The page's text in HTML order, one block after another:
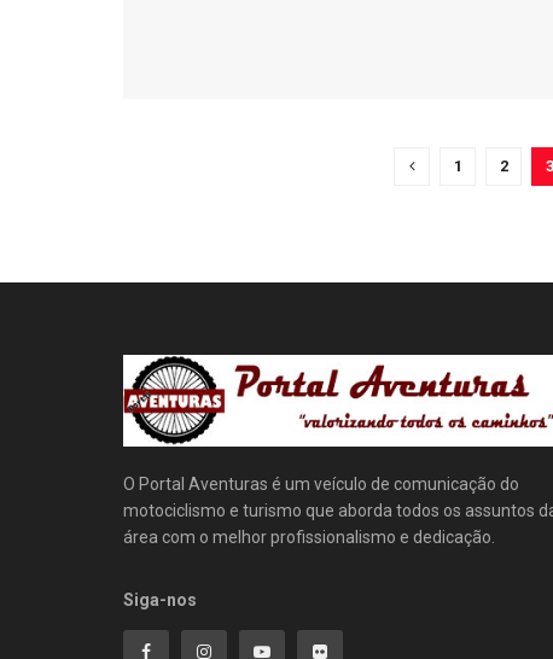
1 2 3
O Portal Aventuras é um veículo de comunicação do
motociclismo e turismo que aborda todos os assuntos
área com o melhor profissionalismo e dedicação.
Siga-nos